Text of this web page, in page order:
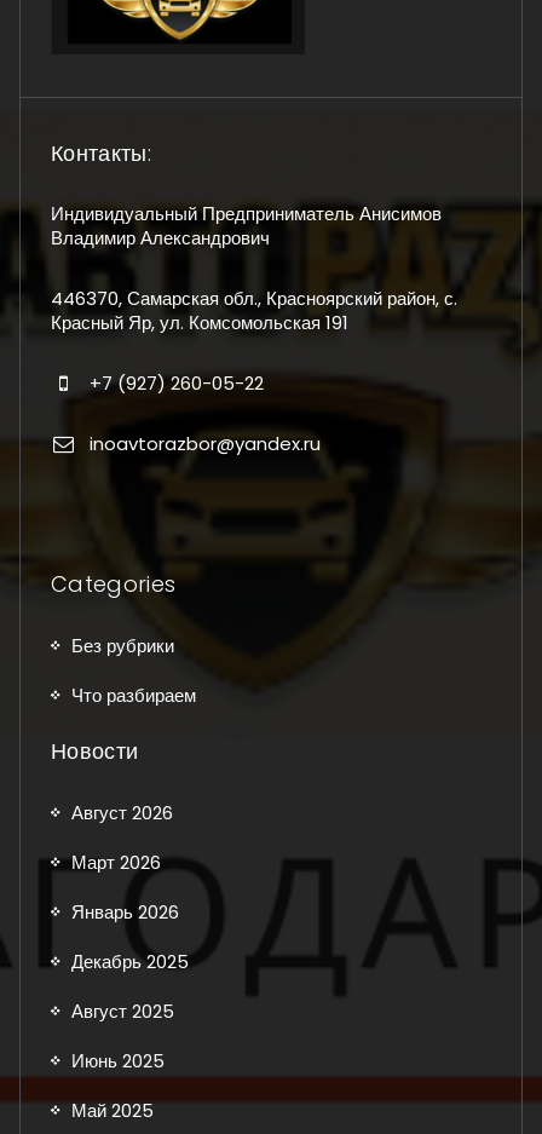
Контакты:
Индивидуальный Предприниматель Анисимов
Владимир Александрович
446370, Самарская обл., Красноярский район, с.
Красный Яр, ул. Комсомольская 191
+7 (927) 260-05-22
inoavtorazbor@yandex.ru
Categories
Без рубрики
Что разбираем
Новости
Август 2026
Март 2026
Январь 2026
Декабрь 2025
Август 2025
Июнь 2025
Май 2025